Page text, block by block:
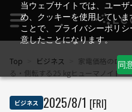
当ウェブサイトでは、ユー
め、クッキーを使用してい
ことで、プライバシーポリ
意したことになります。
同
Top ビジネス
家電価格のロ
る・側転する25 kgヒューマノイド
ビジネス 2025/8/1 [FRI]